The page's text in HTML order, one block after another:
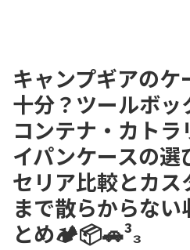
キャンプギアの
十分？ツールボッ
コンテナ・カト
イパンケースの
セリア比較とカス
まで散らからな
とめ🏕️📦🚗³₃